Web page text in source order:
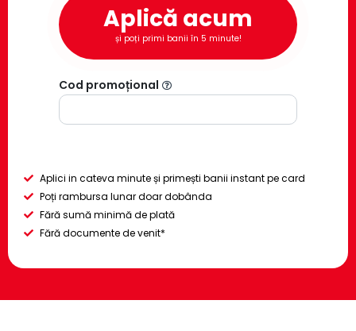
Aplici in cateva minute și primești banii instant pe card
Poți rambursa lunar doar dobânda
Fără sumă minimă de plată
Fără documente de venit*
Aplică acum
și poți primi banii în 5 minute!
Cod promoțional